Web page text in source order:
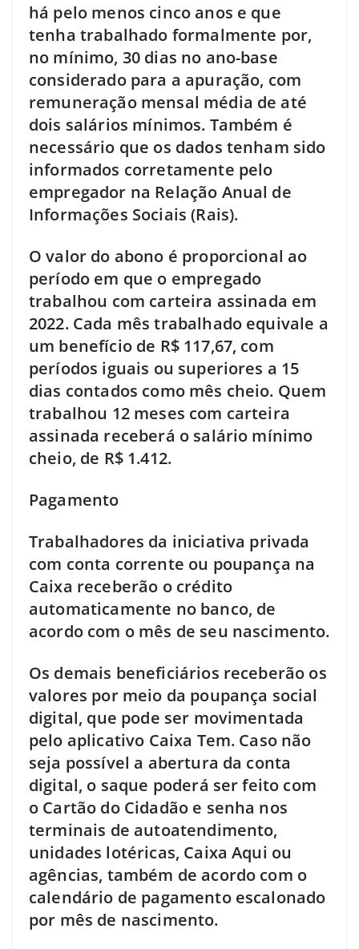
há pelo menos cinco anos e que
tenha trabalhado formalmente por,
no mínimo, 30 dias no ano-base
considerado para a apuração, com
remuneração mensal média de até
dois salários mínimos. Também é
necessário que os dados tenham sido
informados corretamente pelo
empregador na Relação Anual de
Informações Sociais (Rais).
O valor do abono é proporcional ao
período em que o empregado
trabalhou com carteira assinada em
2022. Cada mês trabalhado equivale a
um benefício de R$ 117,67, com
períodos iguais ou superiores a 15
dias contados como mês cheio. Quem
trabalhou 12 meses com carteira
assinada receberá o salário mínimo
cheio, de R$ 1.412.
Pagamento
Trabalhadores da iniciativa privada
com conta corrente ou poupança na
Caixa receberão o crédito
automaticamente no banco, de
acordo com o mês de seu nascimento.
Os demais beneficiários receberão os
valores por meio da poupança social
digital, que pode ser movimentada
pelo aplicativo Caixa Tem. Caso não
seja possível a abertura da conta
digital, o saque poderá ser feito com
o Cartão do Cidadão e senha nos
terminais de autoatendimento,
unidades lotéricas, Caixa Aqui ou
agências, também de acordo com o
calendário de pagamento escalonado
por mês de nascimento.